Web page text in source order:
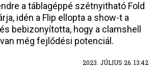
a táblagéppé szétnyitható Fold
idén a Flip ellopta a show-t a
bebizonyította, hogy a clamshell
még fejlődési potenciál.
2023. JÚLIUS 26. 13:42